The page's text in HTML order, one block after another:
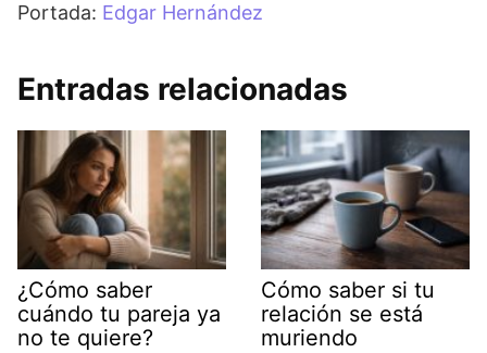
Portada: Edgar Hernández
Entradas relacionadas
¿Cómo saber
cuándo tu pareja ya
no te quiere?
Cómo saber si tu
relación se está
muriendo